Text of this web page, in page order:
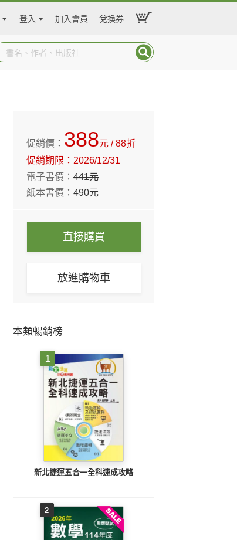
登入 加入會員 兌換券
促銷價： 388元/ 88折
促銷期限： 2026/12/31
電子書價：441元
紙本書價：490元
直接購買
放進購物車
本類暢銷榜
1
新北捷運五合一全科速成攻略
2